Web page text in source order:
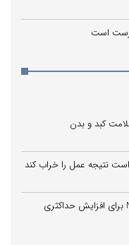
است
کبد و بدن
نتیجه عمل را خراب کند
راهنمای کامل زمان و نحوه مصرف کود NPK برای افزایش حداکثری